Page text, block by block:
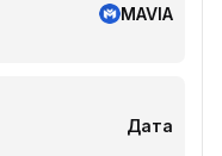
MAVIA
Дата